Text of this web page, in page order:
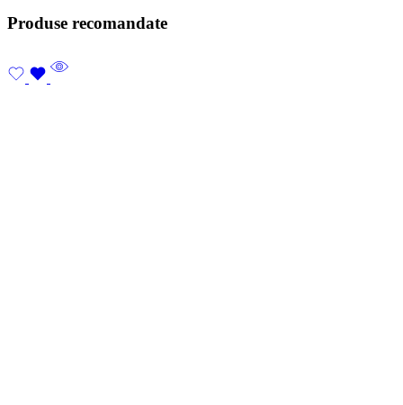
Produse recomandate